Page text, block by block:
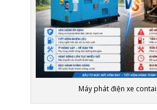
Máy phát điện xe